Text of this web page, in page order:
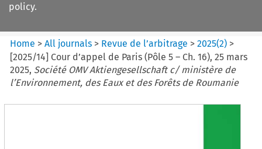
policy.
Home >All journals > Revue de l’arbitrage >2025(2) >
[2025/14] Cour d’appel de Paris (Pôle 5 – Ch. 16), 25 mars
2025, Société OMV Aktiengesellschaft c/ ministère de
l’Environnement, des Eaux et des Forêts de Roumanie